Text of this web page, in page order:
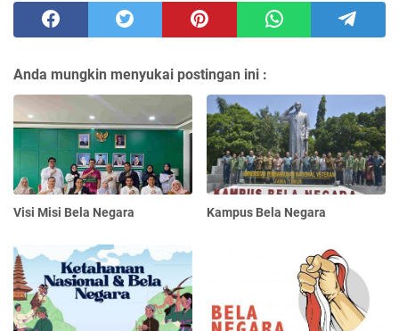
Anda mungkin menyukai postingan ini :
Visi Misi Bela Negara Kampus Bela Negara